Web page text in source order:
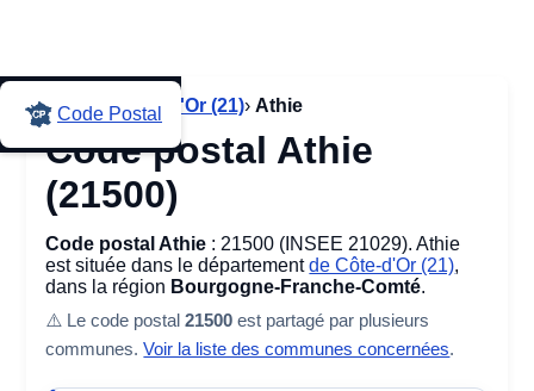
Code Postal
Accueil › Côte-d'Or (21)› Athie
Code postal Athie
(21500)
Code postal Athie : 21500 (INSEE 21029). Athie
est située dans le départementde Côte-d'Or (21),
dans la région Bourgogne-Franche-Comté.
⚠️ Le code postal21500 est partagé par plusieurs
communes.Voir la liste des communes concernées.